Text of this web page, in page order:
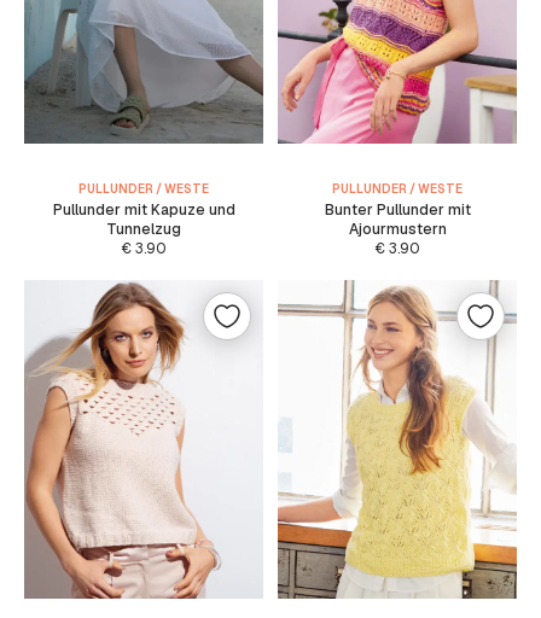
PULLUNDER / WESTE
Pullunder mit Kapuze und
Tunnelzug
€3.90
PULLUNDER / WESTE
Bunter Pullunder mit
Ajourmustern
€3.90